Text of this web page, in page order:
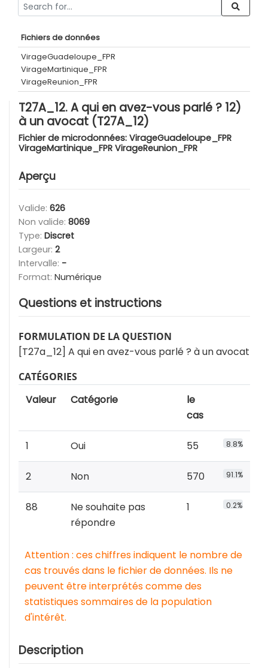
Fichiers de données
VirageGuadeloupe_FPR
VirageMartinique_FPR
VirageReunion_FPR
T27A_12. A qui en avez-vous parlé ? 12)
à un avocat (T27A_12)
Fichier de microdonnées: VirageGuadeloupe_FPR
VirageMartinique_FPR VirageReunion_FPR
Aperçu
Valide: 626
Non valide: 8069
Type: Discret
Largeur: 2
Intervalle: -
Format: Numérique
Questions et instructions
FORMULATION DE LA QUESTION
[T27a_12] A qui en avez-vous parlé ? à un avocat
CATÉGORIES
Valeur Catégorie
le
cas
1 Oui 55 8.8%
2 Non 570 91.1%
88
Ne souhaite pas
répondre
1 0.2%
Attention : ces chiffres indiquent le nombre de
cas trouvés dans le fichier de données. Ils ne
peuvent être interprétés comme des
statistiques sommaires de la population
d'intérêt.
Description